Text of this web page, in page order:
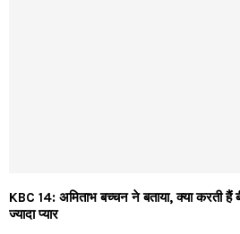
KBC 14: अमिताभ बच्चन ने बताया, क्या करती
ज्यादा प्यार